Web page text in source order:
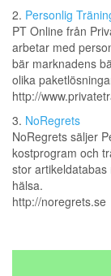
2. Personlig
PT Online från
arbetar med
bär marknadens
olika
http://
3. NoRegrets
NoRegrets säljer
kostprogram och
stor
hälsa.
http://noregrets.se